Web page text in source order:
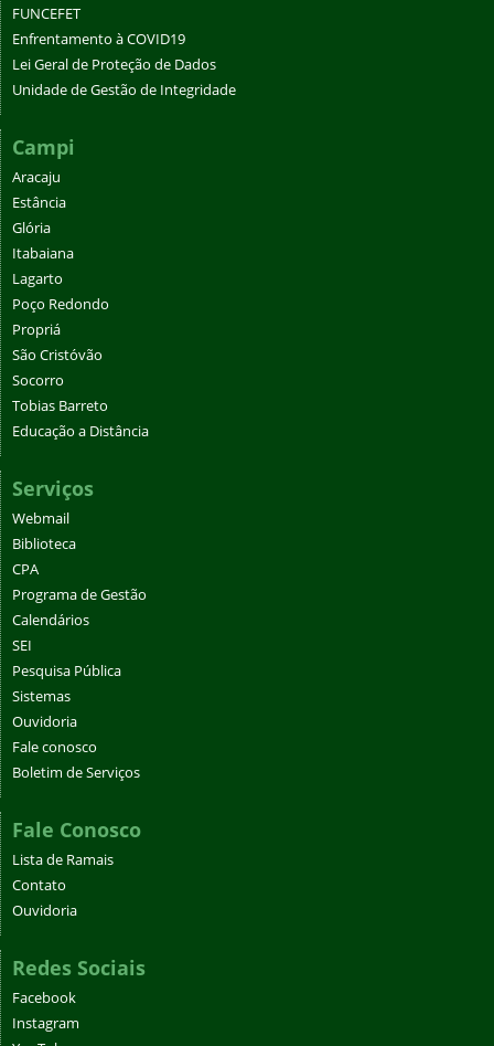
FUNCEFET
Enfrentamento à COVID19
Lei Geral de Proteção de Dados
Unidade de Gestão de Integridade
Campi
Aracaju
Estância
Glória
Itabaiana
Lagarto
Poço Redondo
Propriá
São Cristóvão
Socorro
Tobias Barreto
Educação a Distância
Serviços
Webmail
Biblioteca
CPA
Programa de Gestão
Calendários
SEI
Pesquisa Pública
Sistemas
Ouvidoria
Fale conosco
Boletim de Serviços
Fale Conosco
Lista de Ramais
Contato
Ouvidoria
Redes Sociais
Facebook
Instagram